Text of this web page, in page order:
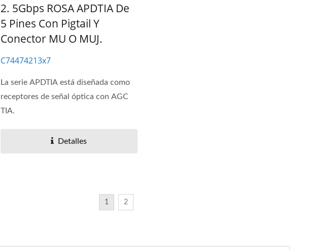
2. 5Gbps ROSA APDTIA De
5 Pines Con Pigtail Y
Conector MU O MUJ.
C74474213x7
La serie APDTIA está diseñada como
receptores de señal óptica con AGC
TIA.
Detalles
1 2